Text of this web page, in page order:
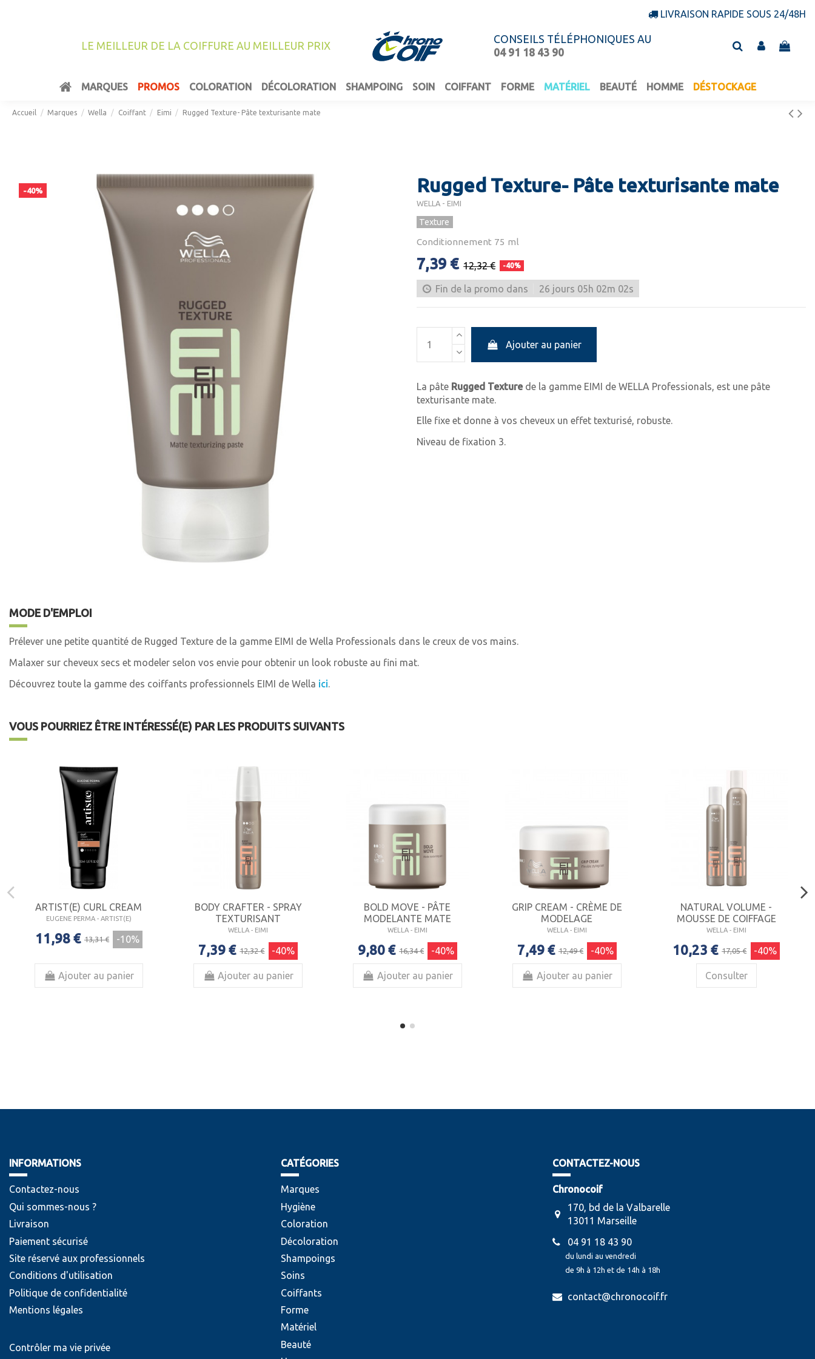
LIVRAISON RAPIDE SOUS 24/48H
LE MEILLEUR DE LA COIFFURE AU MEILLEUR PRIX
CONSEILS TÉLÉPHONIQUES AU
04 91 18 43 90
MARQUES PROMOS COLORATION DÉCOLORATION SHAMPOING SOIN COIFFANT FORME MATÉRIEL BEAUTÉ HOMME DÉSTOCKAGE
Accueil Marques Wella Coiffant Eimi Rugged Texture- Pâte texturisante mate
-40% Rugged Texture- Pâte texturisante mate
WELLA - EIMI
Texture
Conditionnement 75 ml
7,39 € 12,32 € -40%
Fin de la promo dans 26 jours 05h 02m 02s
Ajouter au panier
La pâte Rugged Texture de la gamme EIMI de WELLA Professionals, est une pâte
texturisante mate.
Elle fixe et donne à vos cheveux un effet texturisé, robuste.
Niveau de fixation 3.
MODE D'EMPLOI
Prélever une petite quantité de Rugged Texture de la gamme EIMI de Wella Professionals dans le creux de vos mains.
Malaxer sur cheveux secs et modeler selon vos envie pour obtenir un look robuste au fini mat.
Découvrez toute la gamme des coiffants professionnels EIMI de Wella ici.
VOUS POURRIEZ ÊTRE INTÉRESSÉ(E) PAR LES PRODUITS SUIVANTS
ARTIST(E) CURL CREAM
EUGENE PERMA - ARTIST(E)
11,98 € 13,31 € -10%
Ajouter au panier
BODY CRAFTER - SPRAY
TEXTURISANT
WELLA - EIMI
7,39 € 12,32 € -40%
Ajouter au panier
BOLD MOVE - PÂTE
MODELANTE MATE
WELLA - EIMI
9,80 € 16,34 € -40%
Ajouter au panier
GRIP CREAM - CRÈME DE
MODELAGE
WELLA - EIMI
7,49 € 12,49 € -40%
Ajouter au panier
NATURAL VOLUME -
MOUSSE DE COIFFAGE
WELLA - EIMI
10,23 € 17,05 € -40%
Consulter
INFORMATIONS
Contactez-nous
Qui sommes-nous ?
Livraison
Paiement sécurisé
Site réservé aux professionnels
Conditions d'utilisation
Politique de confidentialité
Mentions légales
Contrôler ma vie privée
CATÉGORIES
Marques
Hygiène
Coloration
Décoloration
Shampoings
Soins
Coiffants
Forme
Matériel
Beauté
CONTACTEZ-NOUS
Chronocoif
170, bd de la Valbarelle
13011 Marseille
04 91 18 43 90
du lundi au vendredi
de 9h à 12h et de 14h à 18h
contact@chronocoif.fr